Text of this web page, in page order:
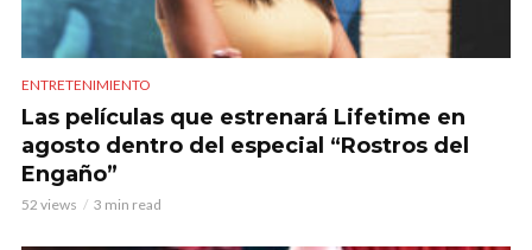
ENTRETENIMIENTO
Las películas que estrenará Lifetime en
agosto dentro del especial “Rostros del
Engaño”
52 views 3 min read